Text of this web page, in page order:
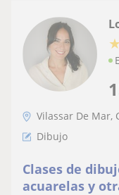
★
Vilassar De Mar,
Dibujo
Clases de
acuarelas y